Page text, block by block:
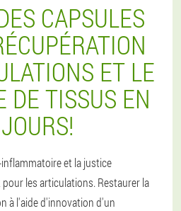
CAPSULES
ET LE
DE TISSUS EN
et la justice
les articulations. Restaurer la
à l'aide d'innovation d'un